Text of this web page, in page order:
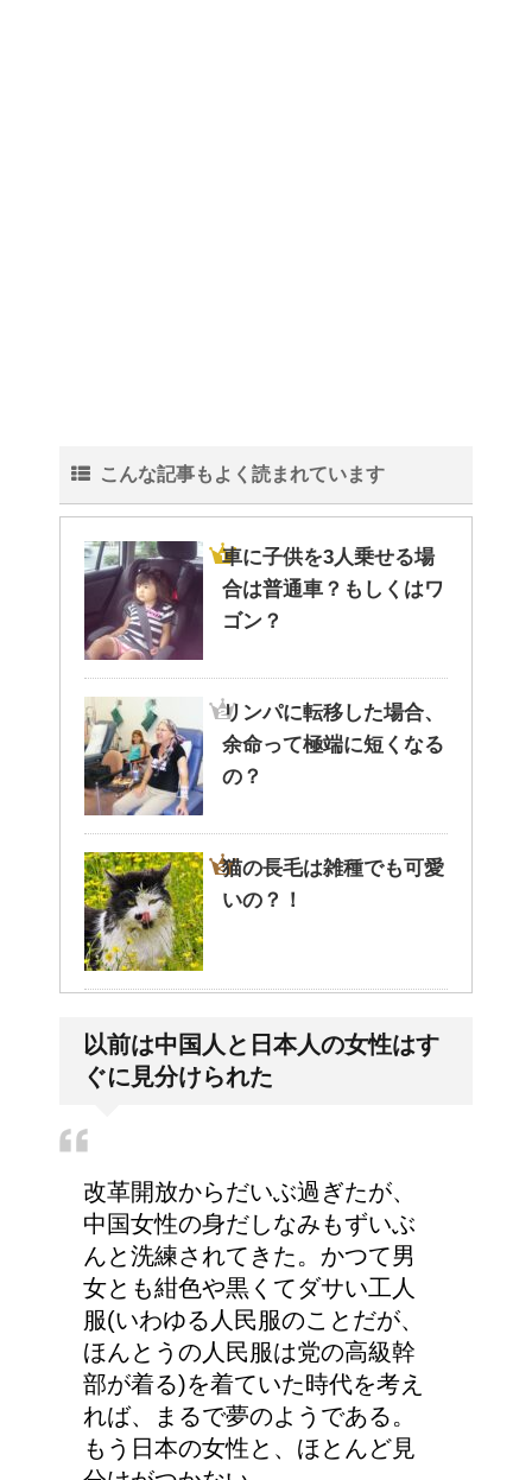
こんな記事もよく読まれています
車に子供を3人乗せる場
合は普通車？もしくはワ
ゴン？
リンパに転移した場合、
余命って極端に短くなる
の？
猫の長毛は雑種でも可愛
いの？！
気管支はどうなるの？
労災保険の請求で病院が
2か所の場合はどうなる
の？
高齢者の子宮からの出血
について
以前は中国人と日本人の女性はす
ぐに見分けられた
改革開放からだいぶ過ぎたが、
中国女性の身だしなみもずいぶ
んと洗練されてきた。かつて男
女とも紺色や黒くてダサい工人
服(いわゆる人民服のことだが、
ほんとうの人民服は党の高級幹
部が着る)を着ていた時代を考え
れば、まるで夢のようである。
もう日本の女性と、ほとんど見